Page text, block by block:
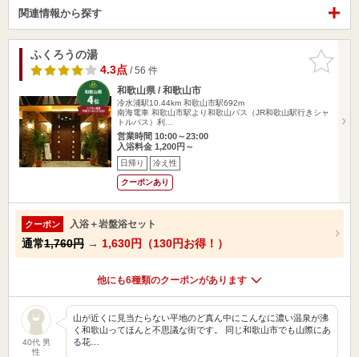
関連情報から探す
お気に入
りに追加
ふくろうの湯
4.3点/ 56 件
和歌山県 / 和歌山市
冷水浦駅10.44km 和歌山市駅692m
南海電車 和歌山市駅より和歌山バス（JR和歌山駅行きシャ
トルバス）利…
営業時間 10:00～23:00
入浴料金 1,200円～
日帰り 冷え性
クーポンあり
クーポン 入浴＋岩盤浴セット
通常1,760円 → 1,630円（130円お得！）
他にも6種類のクーポンがあります
40代 男
性
山が近くに見当たらない平地のど真ん中にこんなに濃い温泉が沸
く和歌山ってほんと不思議な街です。 同じ和歌山市でも山際にあ
る花…